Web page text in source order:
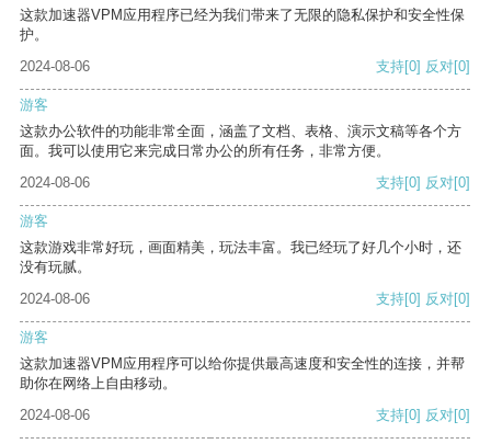
这款加速器VPM应用程序已经为我们带来了无限的隐私保护和安全性保
护。
2024-08-06
支持[0] 反对[0]
游客
这款办公软件的功能非常全面，涵盖了文档、表格、演示文稿等各个方
面。我可以使用它来完成日常办公的所有任务，非常方便。
2024-08-06
支持[0] 反对[0]
游客
这款游戏非常好玩，画面精美，玩法丰富。我已经玩了好几个小时，还
没有玩腻。
2024-08-06
支持[0] 反对[0]
游客
这款加速器VPM应用程序可以给你提供最高速度和安全性的连接，并帮
助你在网络上自由移动。
2024-08-06
支持[0] 反对[0]